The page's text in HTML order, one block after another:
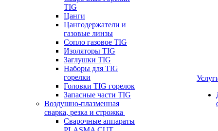
TIG
Цанги
Цангодержатели и
газовые линзы
Сопло газовое TIG
Изоляторы TIG
Заглушки TIG
Наборы для TIG
горелки
Головки TIG горелок
Запасные части TIG
Воздушно-плазменная
сварка, резка и строжка
Сварочные аппараты